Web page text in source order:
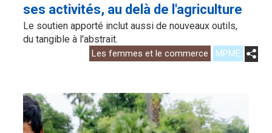
ses activités, au delà de l'agriculture
Le soutien apporté inclut aussi de nouveaux outils,
du tangible à l'abstrait.
Les femmes et le commerce MPME